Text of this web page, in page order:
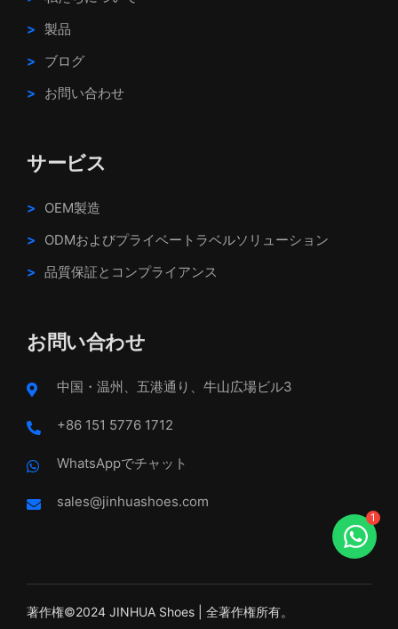
製品
ブログ
お問い合わせ
サービス
OEM製造
ODMおよびプライベートラベルソリューション
品質保証とコンプライアンス
お問い合わせ
中国・温州、五港通り、牛山広場ビル3
+86 151 5776 1712
WhatsAppでチャット
sales@jinhuashoes.com
著作権©2024 JINHUA Shoes | 全著作権所有。
1